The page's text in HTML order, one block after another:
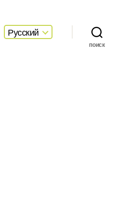
Русский
поиск